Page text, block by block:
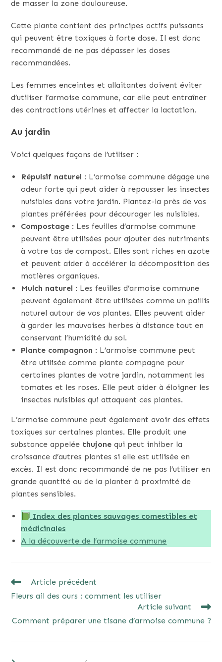
de masser la zone douloureuse.
Cette plante contient des principes actifs puissants
qui peuvent être toxiques à forte dose. Il est donc
recommandé de ne pas dépasser les doses
recommandées.
Les femmes enceintes et allaitantes doivent éviter
d’utiliser l’armoise commune, car elle peut entraîner
des contractions utérines et affecter la lactation.
Au jardin
Voici quelques façons de l’utiliser :
Répulsif naturel : L’armoise commune dégage une
odeur forte qui peut aider à repousser les insectes
nuisibles dans votre jardin. Plantez-la près de vos
plantes préférées pour décourager les nuisibles.
Compostage : Les feuilles d’armoise commune
peuvent être utilisées pour ajouter des nutriments
à votre tas de compost. Elles sont riches en azote
et peuvent aider à accélérer la décomposition des
matières organiques.
Mulch naturel : Les feuilles d’armoise commune
peuvent également être utilisées comme un paillis
naturel autour de vos plantes. Elles peuvent aider
à garder les mauvaises herbes à distance tout en
conservant l’humidité du sol.
Plante compagnon : L’armoise commune peut
être utilisée comme plante compagne pour
certaines plantes de votre jardin, notamment les
tomates et les roses. Elle peut aider à éloigner les
insectes nuisibles qui attaquent ces plantes.
L’armoise commune peut également avoir des effets
toxiques sur certaines plantes. Elle produit une
substance appelée thujonequi peut inhiber la
croissance d’autres plantes si elle est utilisée en
excès. Il est donc recommandé de ne pas l’utiliser en
grande quantité ou de la planter à proximité de
plantes sensibles.
Index des plantes sauvages comestibles et
médicinales
A la découverte de l’armoise commune
READ
ARTICLES
Article précédent
Fleurs ail des ours : comment les utiliser
Article suivant
Comment préparer une tisane d’armoise commune ?